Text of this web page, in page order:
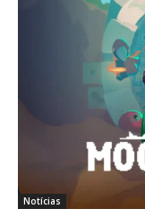
Notícias